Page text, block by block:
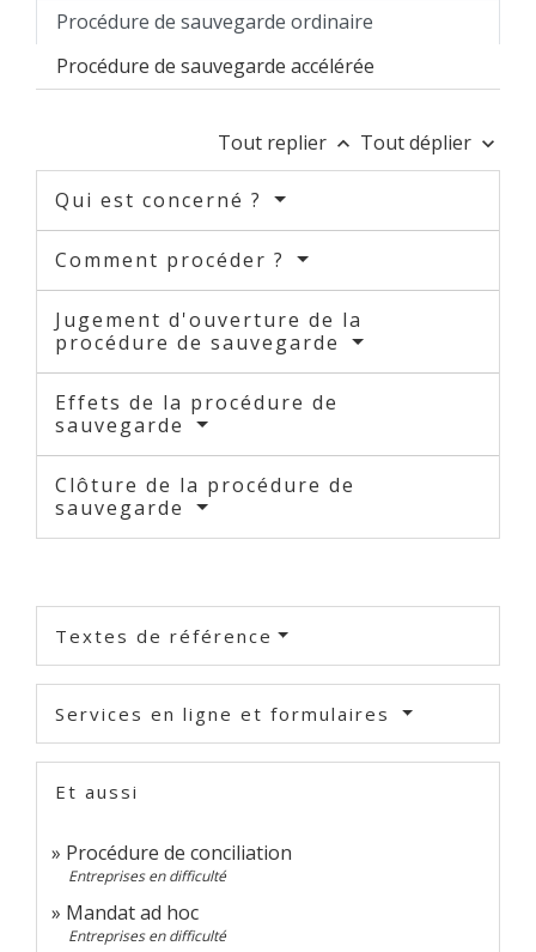
Procédure de sauvegarde ordinaire
Procédure de sauvegarde accélérée
Tout replier keyboard_arrow_up Tout déplier keyboard_arrow_down
Qui est concerné ?
Comment procéder ?
Jugement d'ouverture de la
procédure de sauvegarde
Effets de la procédure de
sauvegarde
Clôture de la procédure de
sauvegarde
Textes de référence
Services en ligne et formulaires
Et aussi
Procédure de conciliation
Entreprises en difficulté
Mandat ad hoc
Entreprises en difficulté